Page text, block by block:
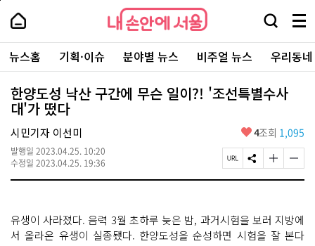
본
로
가
내
손
안
에
서
울
-
서
울
시
대
표
소
통
포
내
손
에
울
검
창
열
기
메
뉴
전
체
보
주
요
서
뉴스홈 기획·이슈 분야별 뉴스 비주얼 뉴스 우리동
한양도성 낙산 구간에 무슨 일이?! '조선특별수사
대'가 떴다
시민기자 이선미
발행일 2023.04.25. 10:20
수정일 2023.04.25. 19:36
좋
요
4조회 1,095
페
이
R
L
복
S
N
하
기
글
자
크
게
변
글
자
작
게
변
유생이 사라졌다. 음력 3월 초하루 늦은 밤, 과거시험을 보러 지방에
서 올라온 유생이 실종됐다. 한양도성을 순성하면 시험을 잘 본다
페
상
단
로